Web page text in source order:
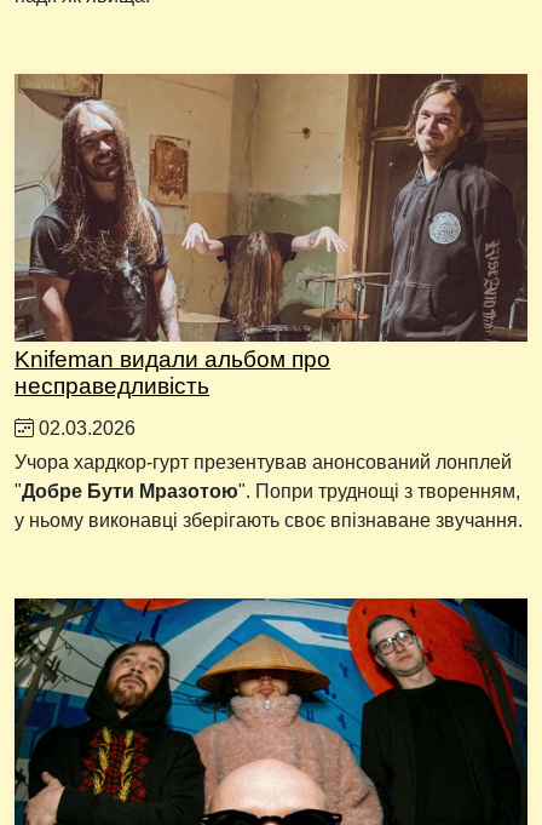
Knifeman видали альбом про
несправедливість
02.03.2026
Учора хардкор-гурт презентував анонсований лонплей
"Добре Бути Мразотою". Попри труднощі з творенням,
у ньому виконавці зберігають своє впізнаване звучання.